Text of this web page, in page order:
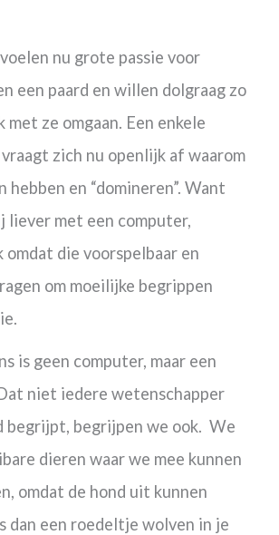
nu grote passie voor
een paard en willen dolgraag zo
met ze omgaan. Een enkele
vraagt zich nu openlijk af waarom
hebben en “domineren”. Want
liever met een computer,
die voorspelbaar en
om moeilijke begrippen
is geen computer, maar een
niet iedere wetenschapper
begrijpt, begrijpen we ook. We
dieren waar we mee kunnen
omdat de hond uit kunnen
dan een roedeltje wolven in je